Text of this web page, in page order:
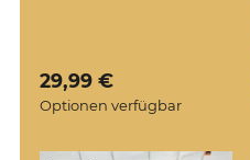
Verkaufspreis: 29,99 €
29,99 €
Optionen verfügbar